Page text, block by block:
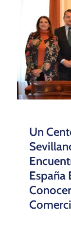
Un
España